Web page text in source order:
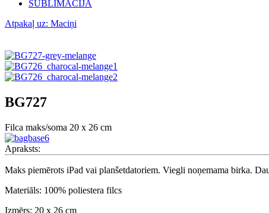
SUBLIMĀCIJA
Atpakaļ uz: Maciņi
BG727
Filca maks/soma 20 x 26 cm
Apraksts:
Maks piemērots iPad vai planšetdatoriem. Viegli noņemama birka.
Materiāls: 100% poliestera filcs
Izmērs: 20 x 26 cm